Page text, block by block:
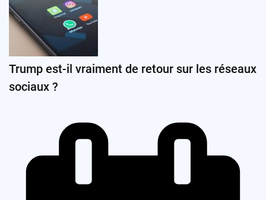
Trump est-il vraiment de retour sur les réseaux
sociaux ?